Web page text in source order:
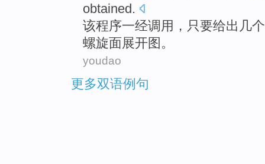
obtained.
该程序一经调用 ， 只要给出 几个
螺旋面展开 图 。
youdao
更多双语例句